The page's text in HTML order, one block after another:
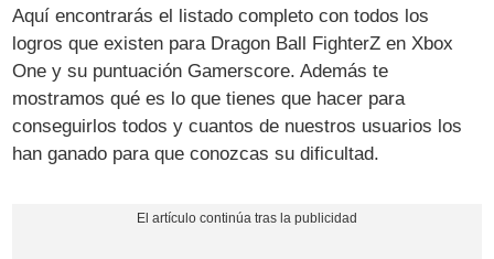
Aquí encontrarás el listado completo con todos los
logros que existen para Dragon Ball FighterZ en Xbox
One y su puntuación Gamerscore. Además te
mostramos qué es lo que tienes que hacer para
conseguirlos todos y cuantos de nuestros usuarios los
han ganado para que conozcas su dificultad.